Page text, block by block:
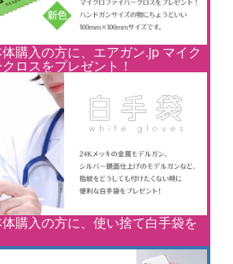
購入の方に、エアガン.jp マイク
ロスをプレゼント！
購入の方に、使い捨て白手袋を